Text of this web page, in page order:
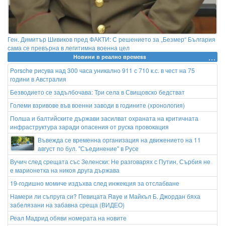
Ген. Димитър Шивиков пред ФАКТИ: С решението за „Безмер“ България
сама се превърна в легитимна военна цел
Новини в реално времеss
Porsche рисува над 300 часа уникално 911 с 710 к.с. в чест на 75
години в Австралия
Безводието се задълбочава: Три села в Свищовско бедстват
Големи взривове във военни заводи в годините (хронология)
Полша и балтийските държави засилват охраната на критичната
инфраструктура заради опасения от руска провокация
Въвежда се временна организация на движението на 11
август по бул. "Съединение" в Русе
Вучич след срещата със Зеленски: Не разговарях с Путин, Сърбия не
е марионетка на никоя друга държава
19-годишно момиче издъхва след инжекция за отслабване
Намери ли съпруга си? Певицата Raye и Майкъл Б. Джордан бяха
забелязани на забавна среща (ВИДЕО)
Реал Мадрид обяви номерата на новите